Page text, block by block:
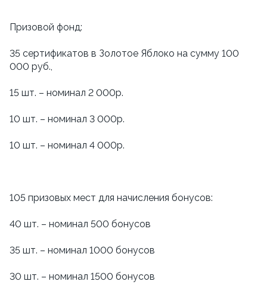
Призовой фонд:
35 сертификатов в Золотое Яблоко на сумму 100
000 руб.,
15 шт. – номинал 2 000р.
10 шт. – номинал 3 000р.
10 шт. – номинал 4 000р.
105 призовых мест для начисления бонусов:
40 шт. – номинал 500 бонусов
35 шт. – номинал 1000 бонусов
30 шт. – номинал 1500 бонусов